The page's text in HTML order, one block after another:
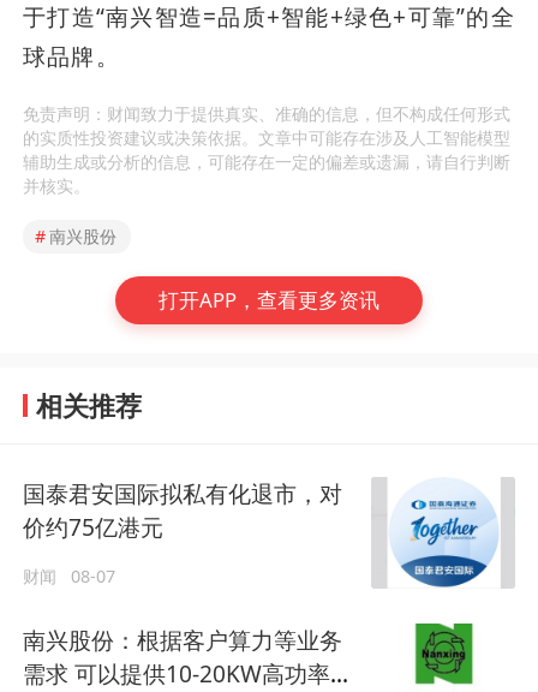
于打造“南兴智造=品质+智能+绿色+可靠”的全
球品牌。
免责声明：财闻致力于提供真实、准确的信息，但不构成任何形式
的实质性投资建议或决策依据。文章中可能存在涉及人工智能模型
辅助生成或分析的信息，可能存在一定的偏差或遗漏，请自行判断
并核实。
#南兴股份
打开APP，查看更多资讯
相关推荐
国泰君安国际拟私有化退市，对
价约75亿港元
财闻 08-07
南兴股份：根据客户算力等业务
需求 可以提供10-20KW高功率机